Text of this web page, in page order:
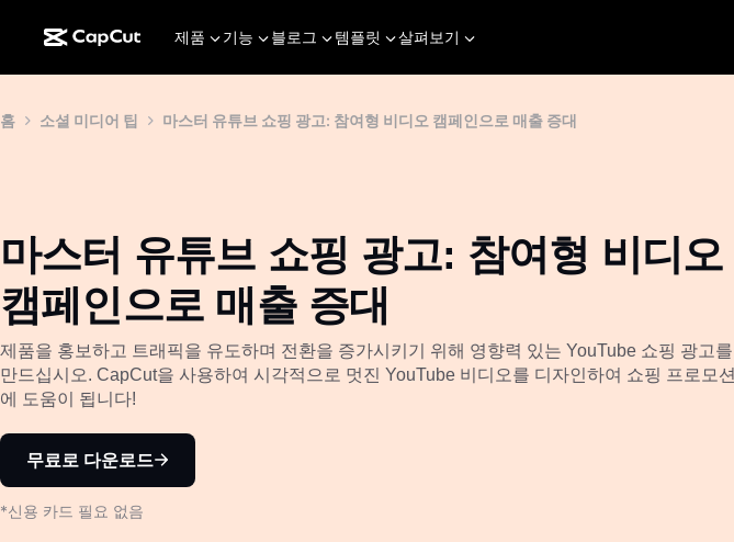
제품 기능 블로그 템플릿 살펴보기
홈 소셜 미디어 팁 마스터 유튜브 쇼핑 광고: 참여형 비디오 캠페인으로 매출 증대
마스터 유튜브 쇼핑 광고: 참여형 비디오
캠페인으로 매출 증대
제품을 홍보하고 트래픽을 유도하며 전환을 증가시키기 위해 영향력 있는 YouTube 쇼핑 광고를
만드십시오. CapCut을 사용하여 시각적으로 멋진 YouTube 비디오를 디자인하여 쇼핑 프로모션
에 도움이 됩니다!
무료로 다운로드
*신용 카드 필요 없음